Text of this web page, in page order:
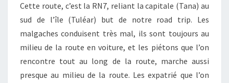
Cette route, c’est la RN7, reliant la capitale (Tana) au
sud de l’île (Tuléar) but de notre road trip. Les
malgaches conduisent très mal, ils sont toujours au
milieu de la route en voiture, et les piétons que l’on
rencontre tout au long de la route, marche aussi
presque au milieu de la route. Les expatrié que l’on